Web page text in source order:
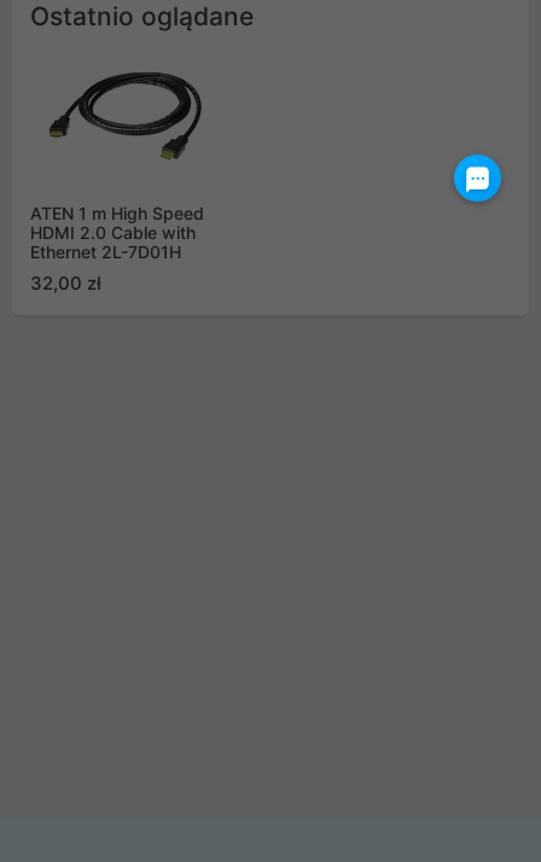
Ostatnio oglądane
ATEN 1 m High Speed
HDMI 2.0 Cable with
Ethernet 2L-7D01H
32,00 zł